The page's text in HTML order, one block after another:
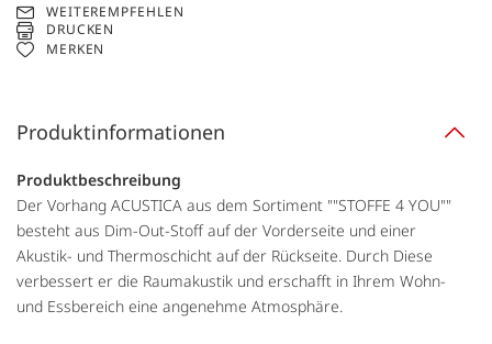
WEITEREMPFEHLEN
DRUCKEN
MERKEN
Produktinformationen
Produktbeschreibung
Der Vorhang ACUSTICA aus dem Sortiment ""STOFFE 4 YOU""
besteht aus Dim-Out-Stoff auf der Vorderseite und einer
Akustik- und Thermoschicht auf der Rückseite. Durch Diese
verbessert er die Raumakustik und erschafft in Ihrem Wohn-
und Essbereich eine angenehme Atmosphäre.